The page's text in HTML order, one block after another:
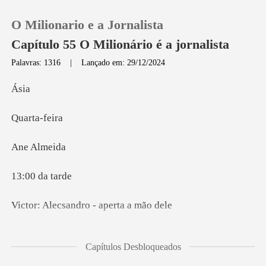
Loja
O Milionario e a Jornalista
Capítulo 55 O Milionário é a jornalista
Palavras: 1316 |Lançado em: 29/12/2024
s
ta-f
Alme
da t
sandro - ape
Capítulos Desbloqueados